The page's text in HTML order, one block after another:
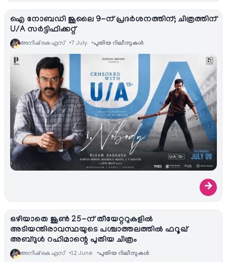
ഐ നോബഡി ജൂലൈ 9-ന് പ്രദർശനത്തിന്; ചിത്രത്തിന്
U/A സർട്ടിഫിക്കറ്റ്
അനീഷ്‌ കെ എസ് 7 July പുതിയ റിലീസുകള്‍
→
ഒഴിയാതെ ജൂൺ 25-ന് തീയേറ്ററുകളിൽ
അടിയന്തിരാവസ്ഥയുടെ പശ്ചാത്തലത്തിൽ ഫറൂഖ്
അബ്ദുൾ റഹിമാന്റെ പുതിയ ചിത്രം
അനീഷ്‌ കെ എസ് 12 June പുതിയ റിലീസുകള്‍